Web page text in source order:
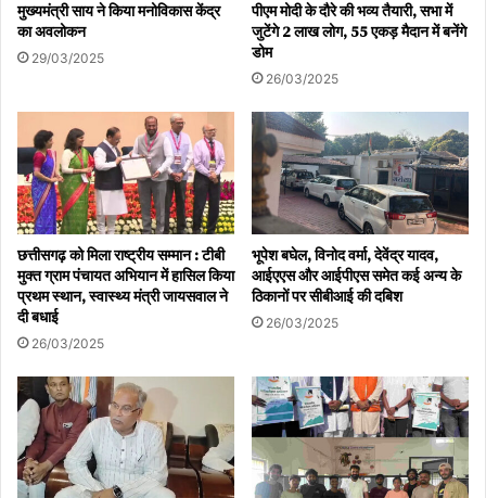
मुख्यमंत्री साय ने किया मनोविकास केंद्र
का अवलोकन
29/03/2025
पीएम मोदी के दौरे की भव्य तैयारी, सभा में
जुटेंगे 2 लाख लोग, 55 एकड़ मैदान में बनेंगे
डोम
26/03/2025
छत्तीसगढ़ को मिला राष्ट्रीय सम्मान : टीबी
मुक्त ग्राम पंचायत अभियान में हासिल किया
प्रथम स्थान, स्वास्थ्य मंत्री जायसवाल ने
दी बधाई
26/03/2025
भूपेश बघेल, विनोद वर्मा, देवेंद्र यादव,
आईएएस और आईपीएस समेत कई अन्य के
ठिकानों पर सीबीआई की दबिश
26/03/2025